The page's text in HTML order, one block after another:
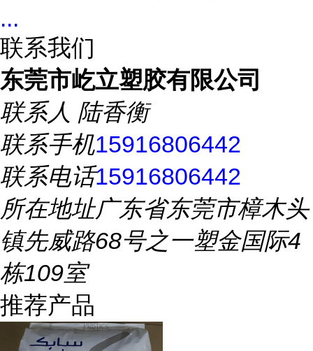
...
联系我们
东莞市屹立塑胶有限公司
联系人 陆香衡
联系手机15916806442
联系电话15916806442
所在地址广东省东莞市樟木头
镇先威路68号之一塑金国际4
栋109室
推荐产品